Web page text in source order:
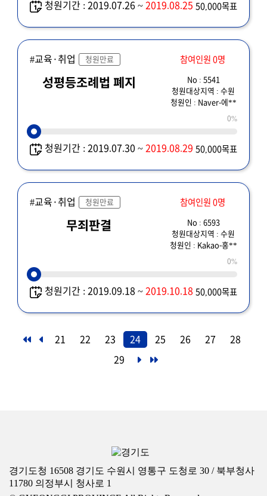
청원기간 : 2019.07.26 ~2019.08.25 50,000목표
#교육·취업 청원만료 참여인원 0명
성평등조례법 폐지
No : 5541
청원대상지역 : 수원
청원인 : Naver-에**
0%
청원기간 : 2019.07.30 ~2019.08.29 50,000목표
#교육·취업 청원만료 참여인원 0명
무죄판결
No : 6593
청원대상지역 : 수원
청원인 : Kakao-홍**
0%
청원기간 : 2019.09.18 ~2019.10.18 50,000목표
21 22 23 24 25 26 27 28
29
경기도청 16508 경기도 수원시 영통구 도청로 30 / 북부청사
11780 의정부시 청사로 1